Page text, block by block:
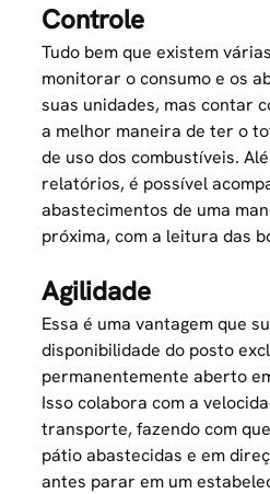
Controle
Tudo bem que existem
monitorar o consumo e os
suas unidades, mas contar
a melhor maneira de ter o
de uso dos combustíveis.
relatórios, é possível
abastecimentos de uma
próxima, com a leitura das
Agilidade
Essa é uma vantagem que
disponibilidade do posto
permanentemente aberto
Isso colabora com a
transporte, fazendo com
pátio abastecidas e em
antes parar em um